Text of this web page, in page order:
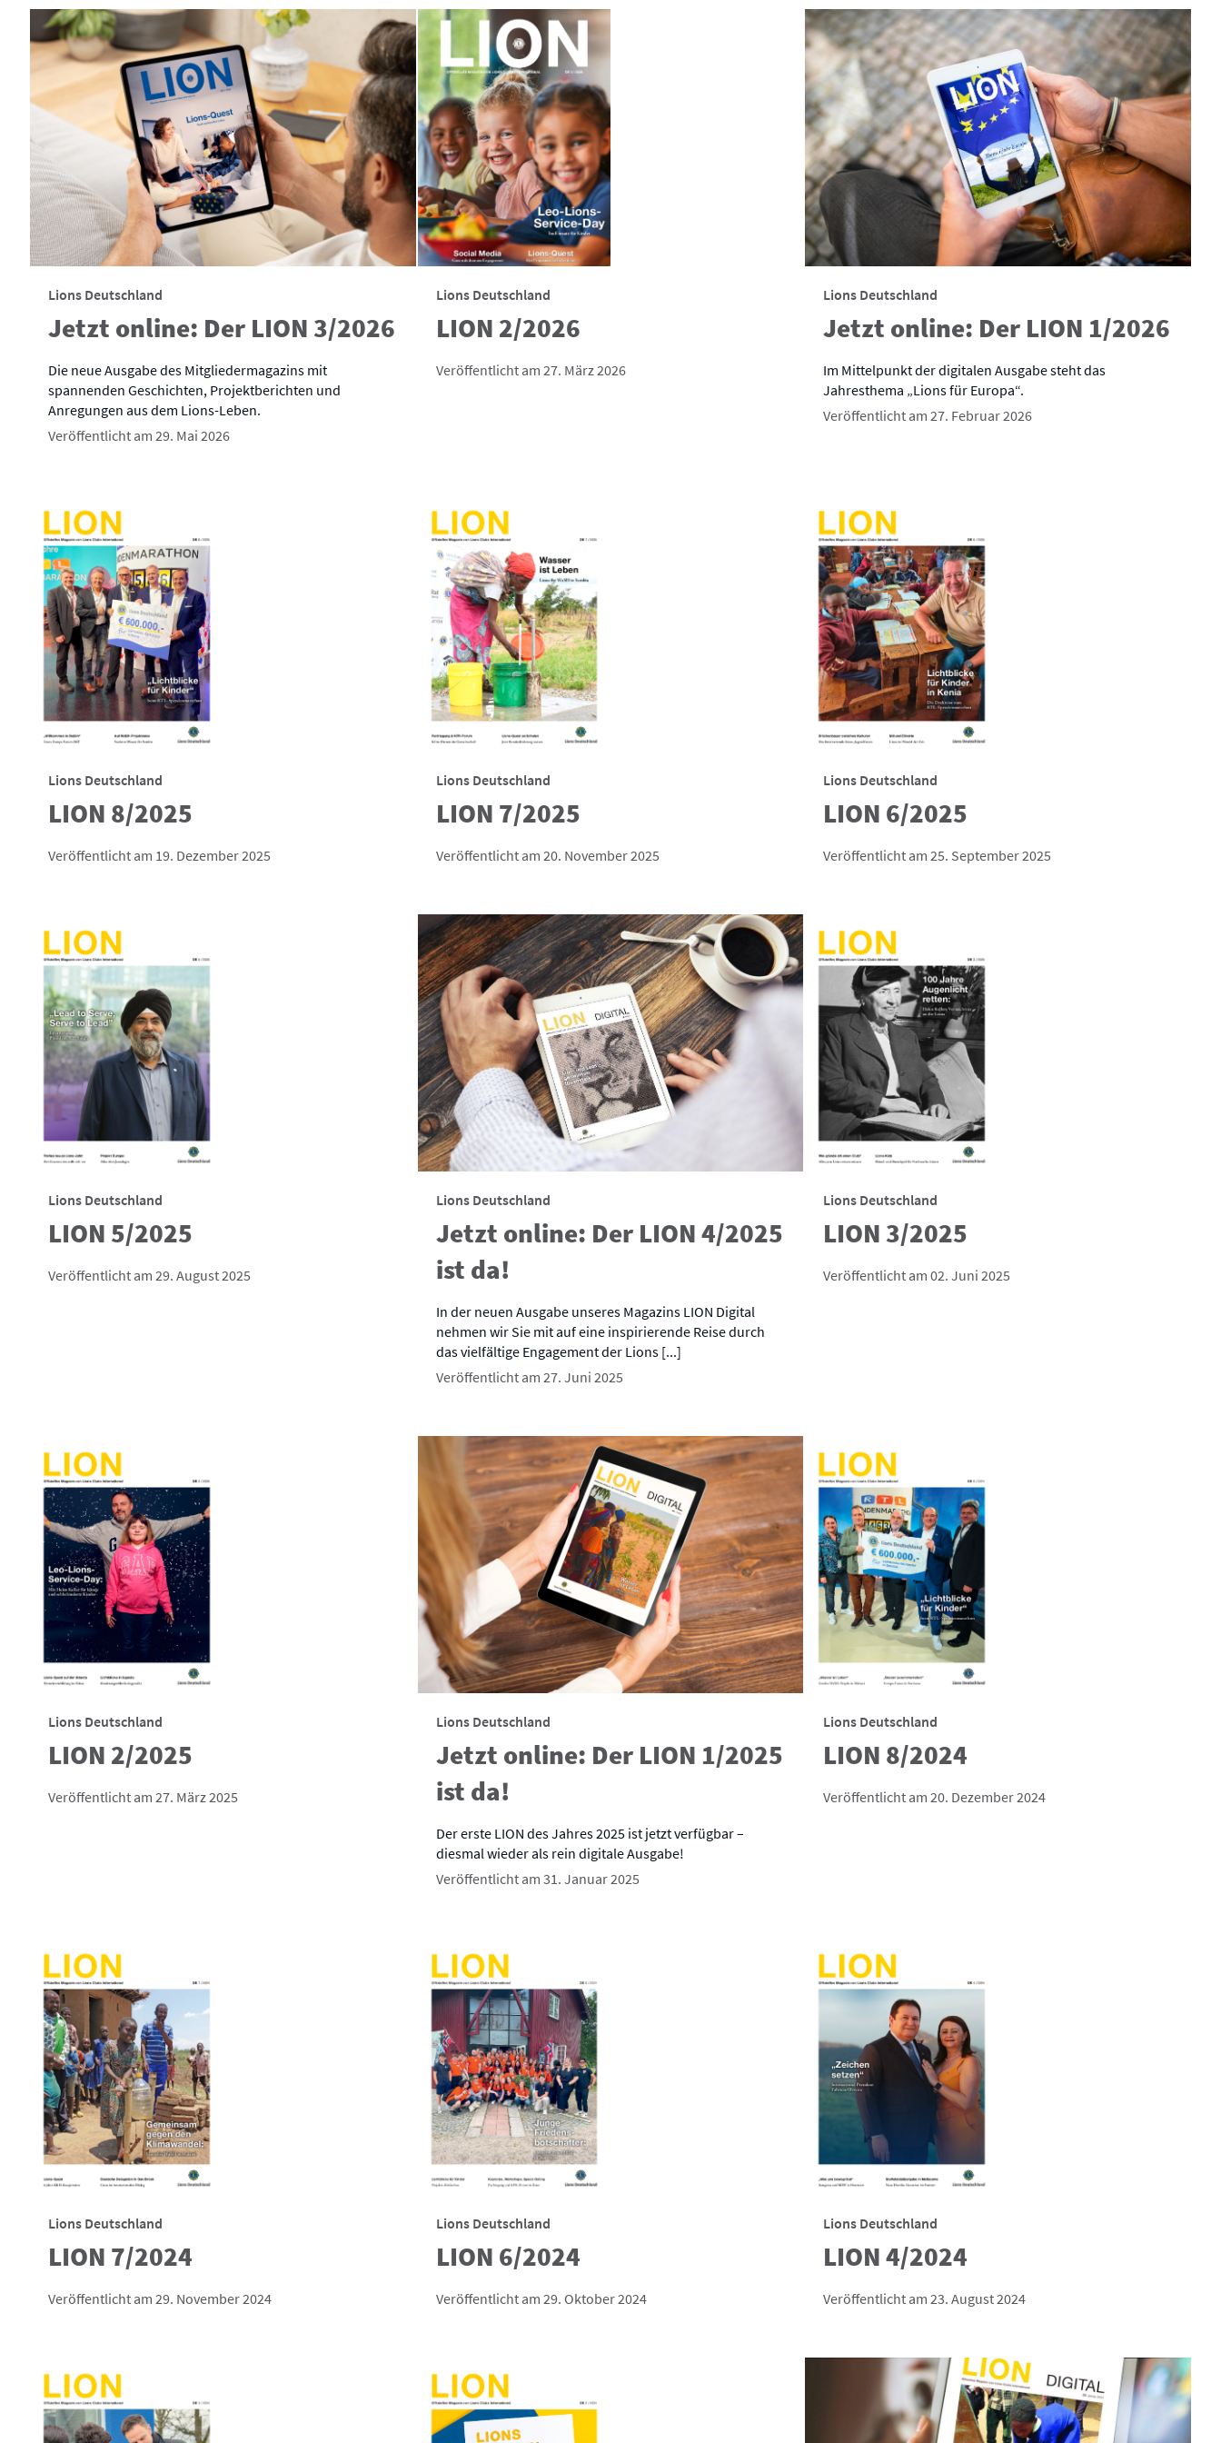
Lions Deutschland
Jetzt online: Der LION 3/2026
Die neue Ausgabe des Mitgliedermagazins mit
spannenden Geschichten, Projektberichten und
Anregungen aus dem Lions-Leben.
Veröffentlicht am 29. Mai 2026
Lions Deutschland
LION 2/2026
Veröffentlicht am 27. März 2026
Lions Deutschland
Jetzt online: Der LION 1/2026
Im Mittelpunkt der digitalen Ausgabe steht das
Jahresthema „Lions für Europa“.
Veröffentlicht am 27. Februar 2026
Lions Deutschland
LION 8/2025
Veröffentlicht am 19. Dezember 2025
Lions Deutschland
LION 7/2025
Veröffentlicht am 20. November 2025
Lions Deutschland
LION 6/2025
Veröffentlicht am 25. September 2025
Lions Deutschland
LION 5/2025
Veröffentlicht am 29. August 2025
Lions Deutschland
Jetzt online: Der LION 4/2025
ist da!
In der neuen Ausgabe unseres Magazins LION Digital
nehmen wir Sie mit auf eine inspirierende Reise durch
das vielfältige Engagement der Lions [...]
Veröffentlicht am 27. Juni 2025
Lions Deutschland
LION 3/2025
Veröffentlicht am 02. Juni 2025
Lions Deutschland
LION 2/2025
Veröffentlicht am 27. März 2025
Lions Deutschland
Jetzt online: Der LION 1/2025
ist da!
Der erste LION des Jahres 2025 ist jetzt verfügbar –
diesmal wieder als rein digitale Ausgabe!
Veröffentlicht am 31. Januar 2025
Lions Deutschland
LION 8/2024
Veröffentlicht am 20. Dezember 2024
Lions Deutschland
LION 7/2024
Veröffentlicht am 29. November 2024
Lions Deutschland
LION 6/2024
Veröffentlicht am 29. Oktober 2024
Lions Deutschland
LION 4/2024
Veröffentlicht am 23. August 2024